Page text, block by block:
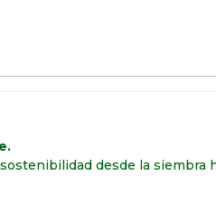
desde la siembra